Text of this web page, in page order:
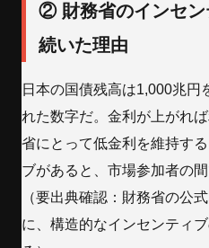
② 財務省のインセ
続いた理由
日本の国債残高は1,000兆円
れた数字だ。金利が上がれ
省にとって低金利を維持す
ブがあると、市場参加者の
（要出典確認：財務省の公
に、構造的なインセンティ